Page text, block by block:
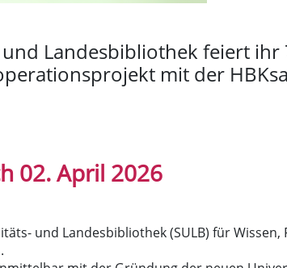
Landesbibliothek feiert ihr
mit der
02. April 2026
und Landesbibliothek (SULB) für Wissen,